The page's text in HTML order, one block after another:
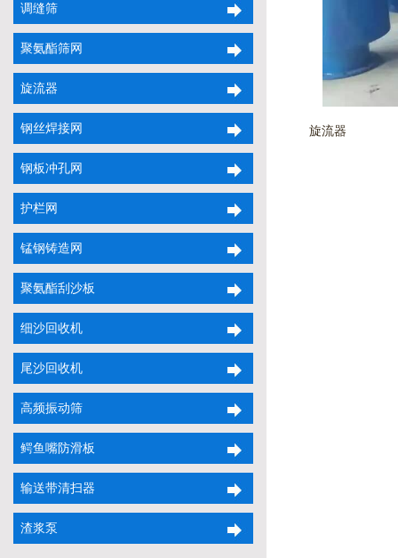
调缝筛
聚氨酯筛网
旋流器
钢丝焊接网
钢板冲孔网
护栏网
锰钢铸造网
聚氨酯刮沙板
细沙回收机
尾沙回收机
高频振动筛
鳄鱼嘴防滑板
输送带清扫器
渣浆泵
旋流器